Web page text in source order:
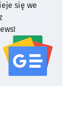
się we
serwisu